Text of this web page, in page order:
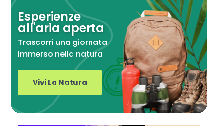
Esperienze
all'aria aperta
Trascorri una giornata
immerso nella natura
Vivi La Natura